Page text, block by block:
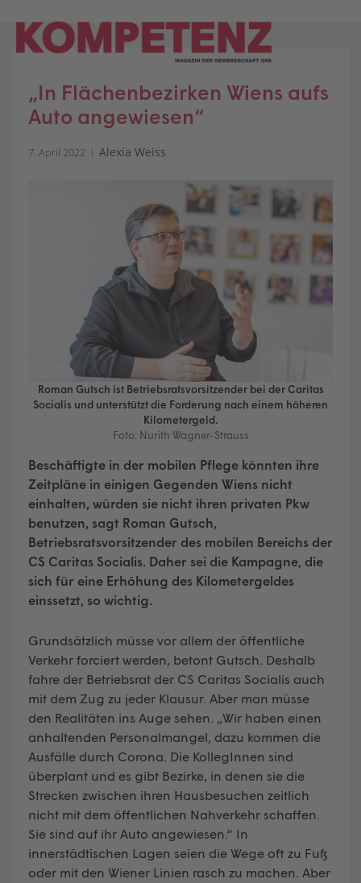
content
„In Flächenbezirken Wiens aufs
Auto angewiesen“
7. April 2022 Alexia Weiss
Roman Gutsch ist Betriebsratsvorsitzender bei der Caritas
Socialis und unterstützt die Forderung nach einem höheren
Kilometergeld.
Foto: Nurith Wagner-Strauss
Beschäftigte in der mobilen Pflege könnten ihre
Zeitpläne in einigen Gegenden Wiens nicht
einhalten, würden sie nicht ihren privaten Pkw
benutzen, sagt Roman Gutsch,
Betriebsratsvorsitzender des mobilen Bereichs der
CS Caritas Socialis. Daher sei die Kampagne, die
sich für eine Erhöhung des Kilometergeldes
einssetzt, so wichtig.
Grundsätzlich müsse vor allem der öffentliche
Verkehr forciert werden, betont Gutsch. Deshalb
fahre der Betriebsrat der CS Caritas Socialis auch
mit dem Zug zu jeder Klausur. Aber man müsse
den Realitäten ins Auge sehen. „Wir haben einen
anhaltenden Personalmangel, dazu kommen die
Ausfälle durch Corona. Die KollegInnen sind
überplant und es gibt Bezirke, in denen sie die
Strecken zwischen ihren Hausbesuchen zeitlich
nicht mit dem öffentlichen Nahverkehr schaffen.
Sie sind auf ihr Auto angewiesen.“ In
innerstädtischen Lagen seien die Wege oft zu Fuß
oder mit den Wiener Linien rasch zu machen. Aber